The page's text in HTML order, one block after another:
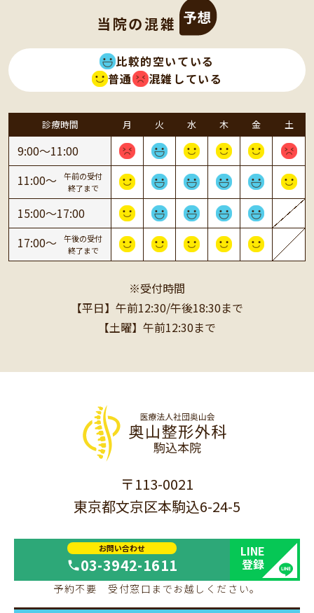
当院の混雑
比較的空いている
普通
混雑している
診療時間 月 火 水 木 金 土
9:00〜11:00
11:00〜
午前の受付
終了まで
15:00〜17:00
17:00〜
午後の受付
終了まで
※受付時間
【平日】午前12:30/午後18:30まで
【土曜】午前12:30まで
〒113-0021
東京都文京区本駒込6-24-5
お問い合わせ
03-3942-1611
LINE
登録
予約不要 受付窓口までお越しください。